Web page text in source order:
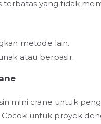
terbatas yang tidak
metode lain.
atau berpasir.
mini crane untuk
untuk proyek